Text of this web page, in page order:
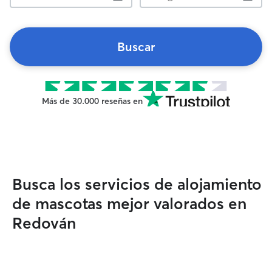
Buscar
Más de 30.000 reseñas en
Busca los servicios de alojamiento
de mascotas mejor valorados en
Redován